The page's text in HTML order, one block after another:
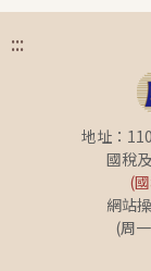
:::
地址：
國稅
(
網站
(周